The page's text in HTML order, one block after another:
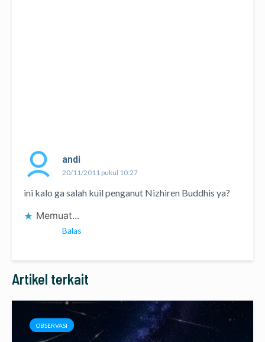
andi
20/11/2011 pukul 10:27
ini kalo ga salah kuil penganut Nizhiren Buddhis ya?
Memuat...
Balas
Artikel terkait
OBSERVASI